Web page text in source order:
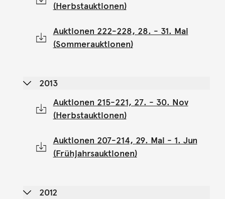
(Herbstauktionen)
Auktionen 222-228, 28. - 31. Mai
(Sommerauktionen)
2013
Auktionen 215-221, 27. - 30. Nov
(Herbstauktionen)
Auktionen 207-214, 29. Mai - 1. Jun
(Frühjahrsauktionen)
2012